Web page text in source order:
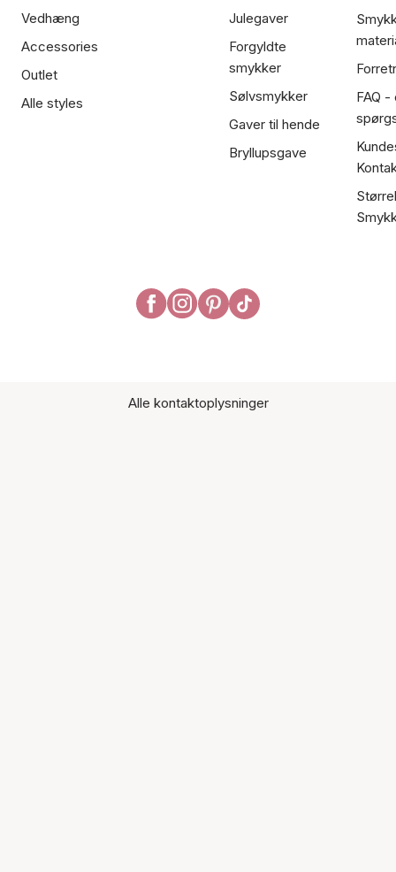
Vedhæng
Accessories
Outlet
Alle styles
Julegaver
Forgyldte
smykker
Sølvsmykker
Gaver til hende
Bryllupsgave
FAQ
Alle kontaktoplysninger